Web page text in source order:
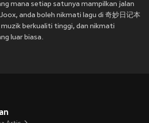
mana setiap satunya mampilkan jalan
anda boleh nikmati lagu di 奇妙日记本
muzik berkualiti tinggi, dan nikmati
luar biasa.